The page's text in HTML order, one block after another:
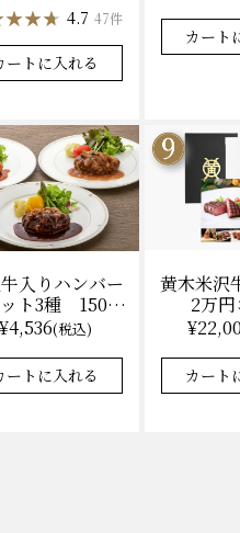
4.7 47件
ートに入れる
化
カート
入りハンバー
ト3種 150ｇ
【凍】湯せん
理 化粧箱入
¥4,536(税込)
ートに入れる
黄木米沢
2万
カート